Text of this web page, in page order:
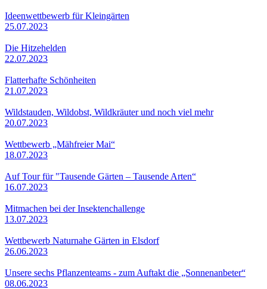
Ideenwettbewerb für Kleingärten
25.07.2023
Die Hitzehelden
22.07.2023
Flatterhafte Schönheiten
21.07.2023
Wildstauden, Wildobst, Wildkräuter und noch viel mehr
20.07.2023
Wettbewerb „Mähfreier Mai“
18.07.2023
Auf Tour für "Tausende Gärten – Tausende Arten“
16.07.2023
Mitmachen bei der Insektenchallenge
13.07.2023
Wettbewerb Naturnahe Gärten in Elsdorf
26.06.2023
Unsere sechs Pflanzenteams - zum Auftakt die „Sonnenanbeter“
08.06.2023